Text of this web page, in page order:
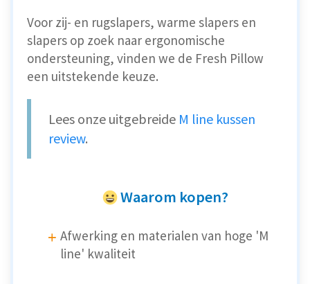
Voor zij- en rugslapers, warme slapers en
slapers op zoek naar ergonomische
ondersteuning, vinden we de Fresh Pillow
een uitstekende keuze.
Lees onze uitgebreide M line kussen
review.
Waarom kopen?
Afwerking en materialen van hoge 'M
line' kwaliteit